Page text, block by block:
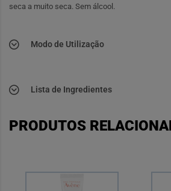
seca a muito seca. Sem álcool.
Modo de Utilização
Lista de Ingredientes
PRODUTOS